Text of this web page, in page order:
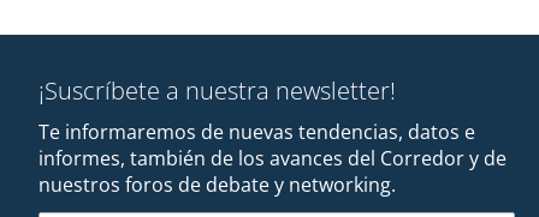
¡Suscríbete a nuestra newsletter!
Te informaremos de nuevas tendencias, datos e
informes, también de los avances del Corredor y de
nuestros foros de debate y networking.